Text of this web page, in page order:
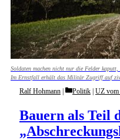
Soldaten machen nicht nur die Felder
Im Ernstfall erhält das Militär Zugriff auf
Bauern als Teil
Ralf Hohmann Categories
Politik UZ